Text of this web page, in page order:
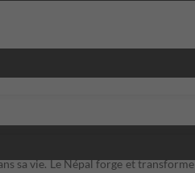
sa vie. Le Népal forge et transforme